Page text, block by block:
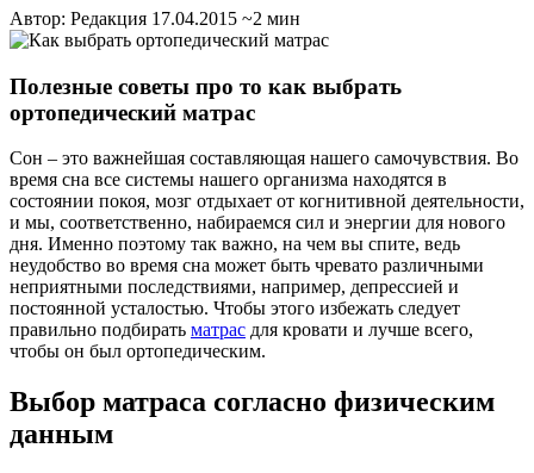
Автор: Редакция 17.04.2015 ~2 мин
Полезные советы про то как выбрать
ортопедический матрас
Сон – это важнейшая составляющая нашего самочувствия. Во
время сна все системы нашего организма находятся в
состоянии покоя, мозг отдыхает от когнитивной деятельности,
и мы, соответственно, набираемся сил и энергии для нового
дня. Именно поэтому так важно, на чем вы спите, ведь
неудобство во время сна может быть чревато различными
неприятными последствиями, например, депрессией и
постоянной усталостью. Чтобы этого избежать следует
правильно подбирать матрас для кровати и лучше всего,
чтобы он был ортопедическим.
Выбор матраса согласно физическим
данным